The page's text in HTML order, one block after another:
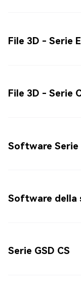
File 3D - Serie
File 3D - Serie
Software Serie
Software della
Serie GSD CS